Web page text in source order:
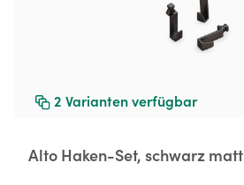
2 Varianten verfügbar
Alto Haken-Set, schwarz matt